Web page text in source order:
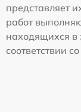
представляет
работ
находящихся в
соответствии